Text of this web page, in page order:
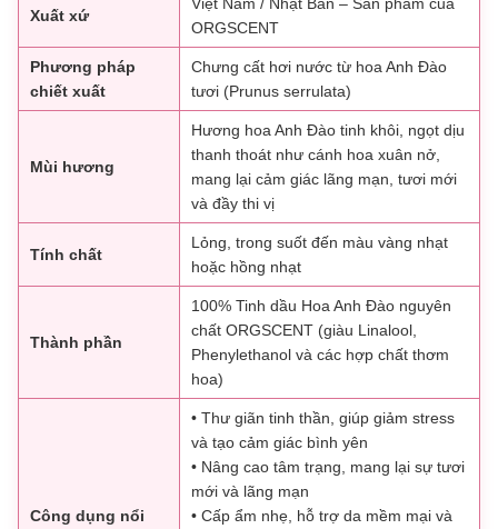
Xuất xứ
Việt Nam / Nhật Bản – Sản phẩm của
ORGSCENT
Phương pháp
chiết xuất
Chưng cất hơi nước từ hoa Anh Đào
tươi (Prunus serrulata)
Mùi hương
Hương hoa Anh Đào tinh khôi, ngọt dịu
thanh thoát như cánh hoa xuân nở,
mang lại cảm giác lãng mạn, tươi mới
và đầy thi vị
Tính chất
Lỏng, trong suốt đến màu vàng nhạt
hoặc hồng nhạt
Thành phần
100% Tinh dầu Hoa Anh Đào nguyên
chất ORGSCENT (giàu Linalool,
Phenylethanol và các hợp chất thơm
hoa)
Công dụng nổi
• Thư giãn tinh thần, giúp giảm stress
và tạo cảm giác bình yên
• Nâng cao tâm trạng, mang lại sự tươi
mới và lãng mạn
• Cấp ẩm nhẹ, hỗ trợ da mềm mại và